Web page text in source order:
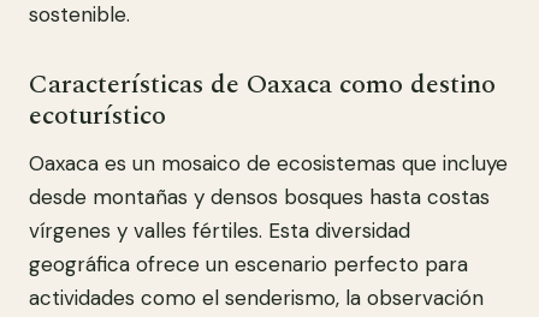
sostenible.
Características de Oaxaca como destino
ecoturístico
Oaxaca es un mosaico de ecosistemas que incluye
desde montañas y densos bosques hasta costas
vírgenes y valles fértiles. Esta diversidad
geográfica ofrece un escenario perfecto para
actividades como el senderismo, la observación